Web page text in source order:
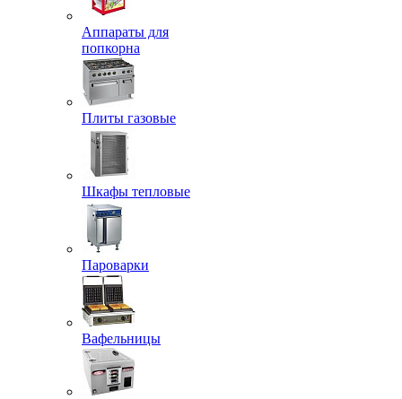
Аппараты для
попкорна
Плиты газовые
Шкафы тепловые
Пароварки
Вафельницы